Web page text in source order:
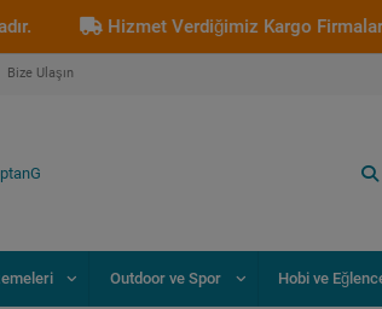
Hizmet Verdiğimiz Kargo Firmaları :
Bize Ulaşın
Outdoor ve Spor Hobi ve